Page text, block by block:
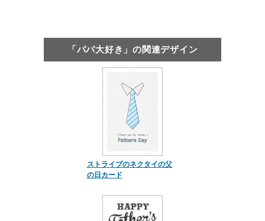
「パパ大好き」の関連デザイン
ストライプのネクタイの父
の日カード